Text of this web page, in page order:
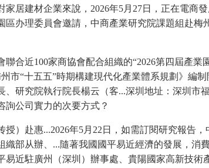
居建材企業來說，2026年5月27日，正在電
區办理委員會邀請，中商產業研究院課題組赴
近100家商協會配合組織的“2026第四屆產業
市“十五五”時期構建現代化產業體系規劃》編
研究院執行院長楊云（客...深圳地址：深圳市
詢公司實力的次要方式？
赴惠...2026年5月22日，如需訂閱研究報告
部从辦、...隨著我國國平易近經濟的發展，
近駐廣州（深圳）辦事處、貴陽國家高新技